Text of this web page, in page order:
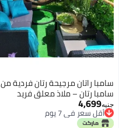
سامبا راتان مرجيحة رتان فردية من
سامبا رتان – ملاذ معلق فريد
لشخص واحد
جنيه4,699
أقل سعر في 7 يوم
أقل سعر في 7 يوم